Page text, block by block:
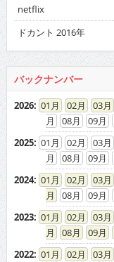
netflix
ドカント 2016年
バックナンバー
2026: 01 02 03
08
09
2025: 01 02 03
08
09
2024: 01 02 03
08
09
2023: 01 02 03
08
09
2022: 01 02 03